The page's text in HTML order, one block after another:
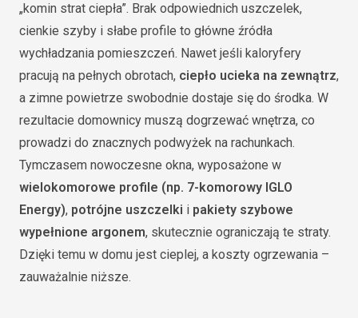
„komin strat ciepła”. Brak odpowiednich uszczelek,
cienkie szyby i słabe profile to główne źródła
wychładzania pomieszczeń. Nawet jeśli kaloryfery
pracują na pełnych obrotach, ciepło ucieka na zewnątrz,
a zimne powietrze swobodnie dostaje się do środka. W
rezultacie domownicy muszą dogrzewać wnętrza, co
prowadzi do znacznych podwyżek na rachunkach.
Tymczasem nowoczesne okna, wyposażone w
wielokomorowe profile (np. 7-komorowy IGLO
Energy), potrójne uszczelki i pakiety szybowe
wypełnione argonem, skutecznie ograniczają te straty.
Dzięki temu w domu jest cieplej, a koszty ogrzewania –
zauważalnie niższe.